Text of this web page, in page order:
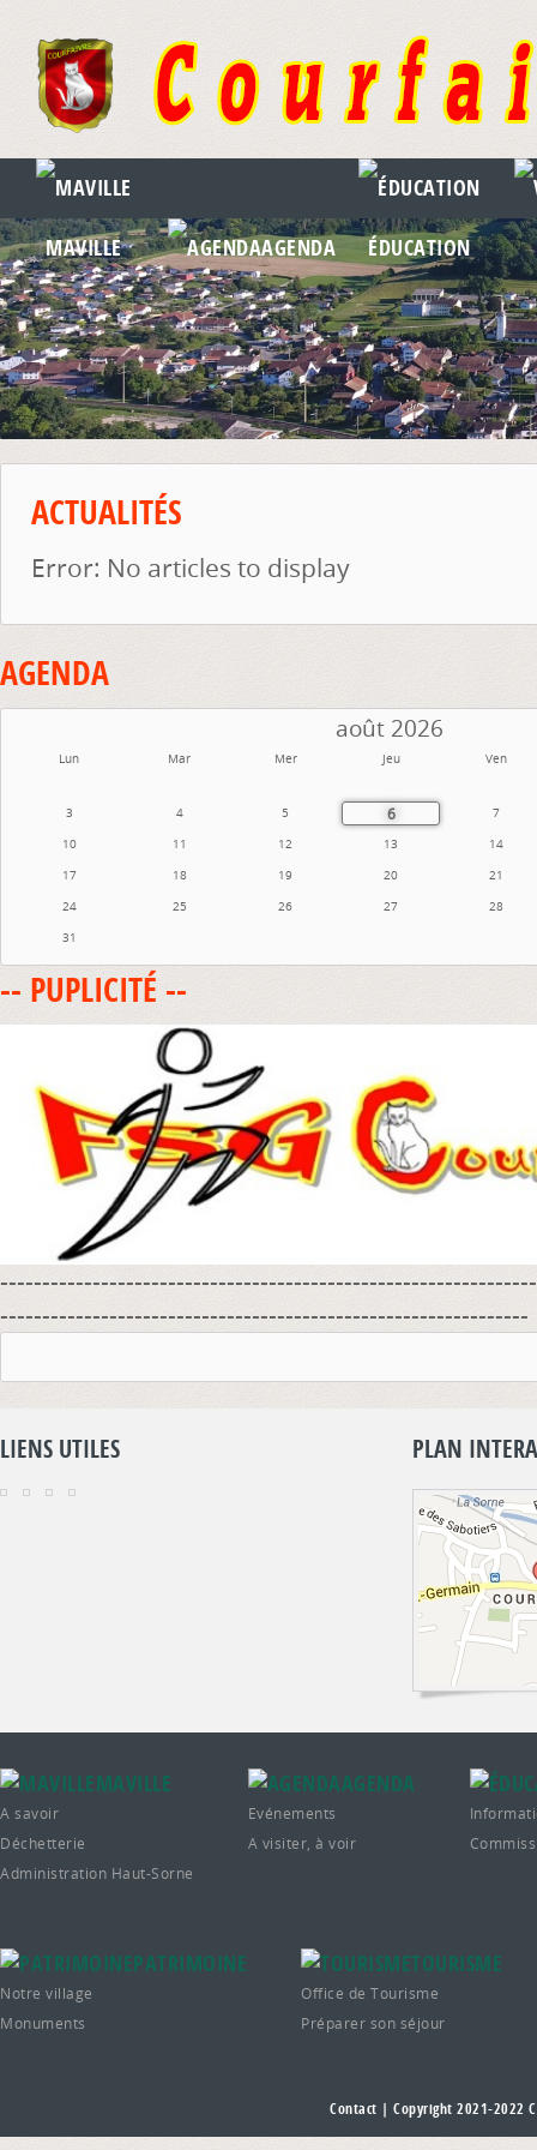
MAVILLE AGENDA ÉDUCATION
ACTUALITÉS
Error: No articles to display
AGENDA
août 2026
Lun Mar Mer Jeu Ven
3 4 5 6
7
10
11 12 13
14
17
18 19 20
21
24
25 26 27
28
31
-- PUPLICITÉ --
---------------------------------------------------------------
LIENS UTILES PLAN
MAVILLE
A savoir
Déchetterie
Administration Haut-Sorne
AGENDA
Evénements
A visiter, à voir
PATRIMOINE
Notre village
Monuments
TOURISME
Office de Tourisme
Préparer son séjour
Contact | Copyright 2021-2022